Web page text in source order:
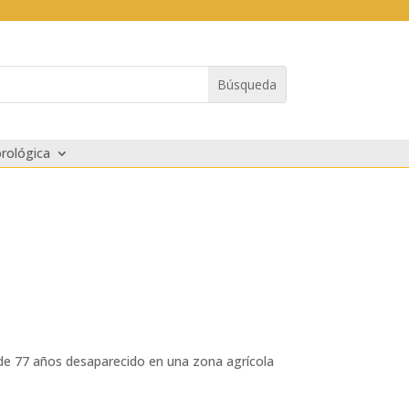
77 años ‪‎desaparecido‬ en una zona agrícola